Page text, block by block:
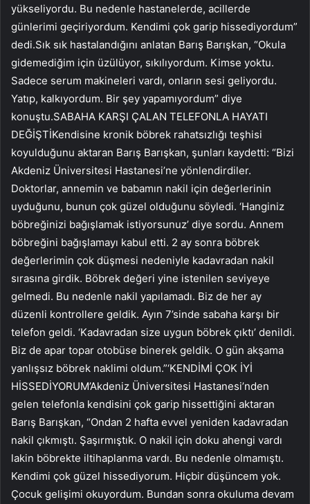
yükseliyordu. Bu nedenle hastanelerde, acillerde
günlerimi geçiriyordum. Kendimi çok garip hissediyordum”
dedi.Sık sık hastalandığını anlatan Barış Barışkan, “Okula
gidemediğim için üzülüyor, sıkılıyordum. Kimse yoktu.
Sadece serum makineleri vardı, onların sesi geliyordu.
Yatıp, kalkıyordum. Bir şey yapamıyordum” diye
konuştu.SABAHA KARŞI ÇALAN TELEFONLA HAYATI
DEĞİŞTİKendisine kronik böbrek rahatsızlığı teşhisi
koyulduğunu aktaran Barış Barışkan, şunları kaydetti: “Bizi
Akdeniz Üniversitesi Hastanesi’ne yönlendirdiler.
Doktorlar, annemin ve babamın nakil için değerlerinin
uyduğunu, bunun çok güzel olduğunu söyledi. ‘Hanginiz
böbreğinizi bağışlamak istiyorsunuz’ diye sordu. Annem
böbreğini bağışlamayı kabul etti. 2 ay sonra böbrek
değerlerimin çok düşmesi nedeniyle kadavradan nakil
sırasına girdik. Böbrek değeri yine istenilen seviyeye
gelmedi. Bu nedenle nakil yapılamadı. Biz de her ay
düzenli kontrollere geldik. Ayın 7’sinde sabaha karşı bir
telefon geldi. ‘Kadavradan size uygun böbrek çıktı’ denildi.
Biz de apar topar otobüse binerek geldik. O gün akşama
yanlışsız böbrek naklimi oldum.”‘KENDİMİ ÇOK İYİ
HİSSEDİYORUM’Akdeniz Üniversitesi Hastanesi’nden
gelen telefonla kendisini çok garip hissettiğini aktaran
Barış Barışkan, “Ondan 2 hafta evvel yeniden kadavradan
nakil çıkmıştı. Şaşırmıştık. O nakil için doku ahengi vardı
lakin böbrekte iltihaplanma vardı. Bu nedenle olmamıştı.
Kendimi çok güzel hissediyorum. Hiçbir düşüncem yok.
Çocuk gelişimi okuyordum. Bundan sonra okuluma devam